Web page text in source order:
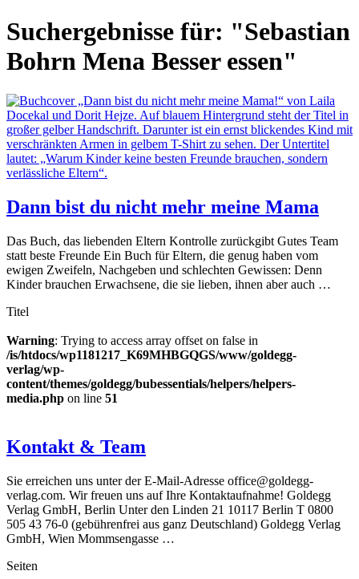
Suchergebnisse für: "Sebastian
Bohrn Mena Besser essen"
Dann bist du nicht mehr meine Mama
Das Buch, das liebenden Eltern Kontrolle zurückgibt Gutes Team
statt beste Freunde Ein Buch für Eltern, die genug haben vom
ewigen Zweifeln, Nachgeben und schlechten Gewissen: Denn
Kinder brauchen Erwachsene, die sie lieben, ihnen aber auch …
Titel
Warning: Trying to access array offset on false in
/is/htdocs/wp1181217_K69MHBGQGS/www/goldegg-
verlag/wp-
content/themes/goldegg/bubessentials/helpers/helpers-
media.php on line 51
Kontakt & Team
Sie erreichen uns unter der E-Mail-Adresse office@goldegg-
verlag.com. Wir freuen uns auf Ihre Kontaktaufnahme! Goldegg
Verlag GmbH, Berlin Unter den Linden 21 10117 Berlin T 0800
505 43 76-0 (gebührenfrei aus ganz Deutschland) Goldegg Verlag
GmbH, Wien Mommsengasse …
Seiten